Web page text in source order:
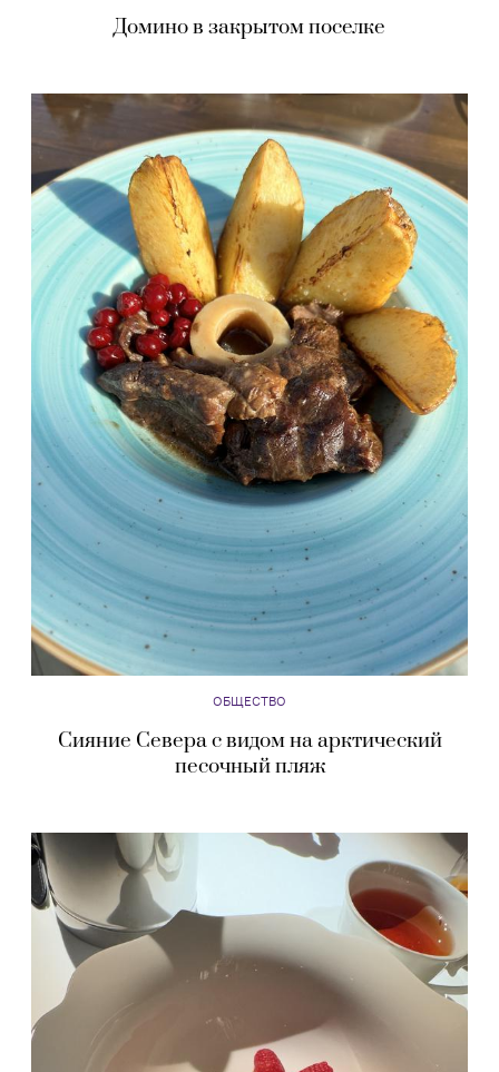
Домино в закрытом поселке
ОБЩЕСТВО
Сияние Севера с видом на арктический
песочный пляж